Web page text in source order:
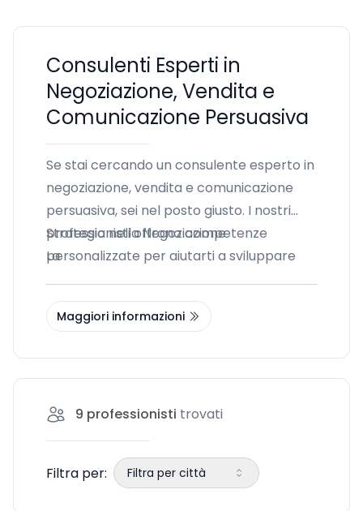
Consulenti Esperti in
Negoziazione, Vendita e
Comunicazione Persuasiva
Se stai cercando un consulente esperto in
negoziazione, vendita e comunicazione
persuasiva, sei nel posto giusto. I nostri
professionisti offrono competenze
personalizzate per aiutarti a sviluppare
performance aziendali. Scopri di più su
come possiamo aiutarti a raggiungere i
Strategia nella Negoziazione
La
Maggiori informazioni
9 professionisti trovati
Filtra per: Filtra per città